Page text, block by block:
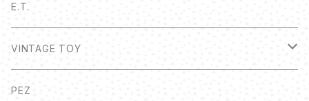
E.T.
VINTAGE TOY
ボトルキャップ
PEZ